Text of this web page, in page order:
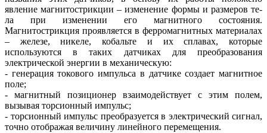
явление магнитострикции – изменение формы и размеров те­
ла при изменении его магнитного состояния.
Магнитострикция проявляется в ферромагнитных материалах
– железе, никеле, кобальте и их сплавах, которые
используются в таких датчиках для преобразования
электрической энергии в механическую:
- генерация токового импульса в датчике создает магнитное
поле;
- магнитный позиционер взаимодействует с этим полем,
вызывая торсионный импульс;
- торсионный импульс преобразуется в электрический сигнал,
точно отображая величину линейного перемещения.